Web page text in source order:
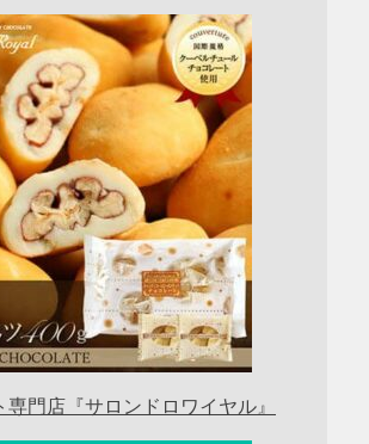
門店『サロンドロワイヤル』